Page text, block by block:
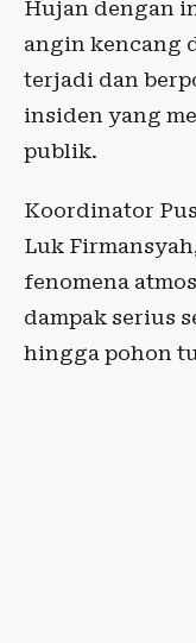
Hujan dengan
angin kencang
terjadi dan
insiden yang
publik.
Koordinator
Luk
fenomena
dampak serius
hingga pohon